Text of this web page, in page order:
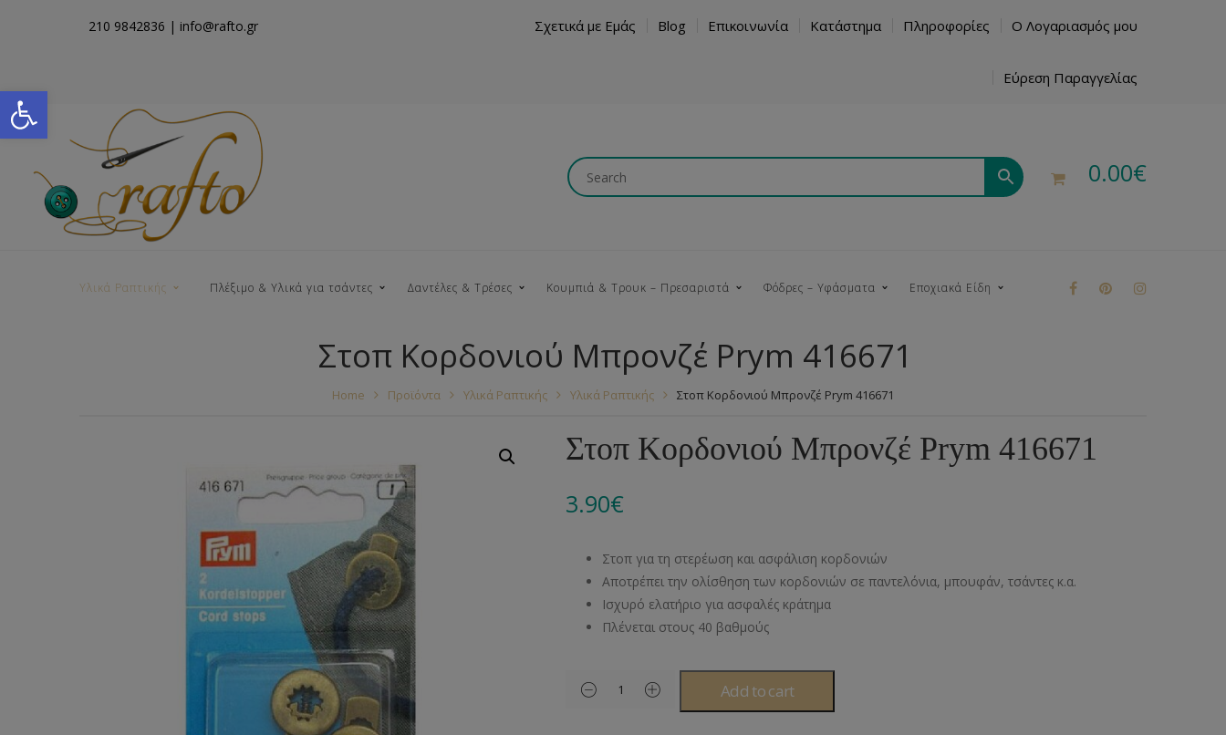
Open toolbar
210 9842836 | info@rafto.gr Σχετικά με Εμάς Blog Επικοινωνία Κατάστημα Πληροφορίες Ο Λογαριασμός μου
Εύρεση Παραγγελίας
0.00€
Υλικά Ραπτικής Πλέξιμο & Υλικά για τσάντες
Νήματα για Τσάντες Κουμπώματα
Μεταλλικά Εξαρτήματα
Πλέγματα
Νήματα
Αξεσουάρ Πλεξίματος
Δαντέλες & Τρέσες
Βαμβακερές Κρόσια
Φυτίλια- Κορδόνια
Διάφορες Τρέσες
Κουμπιά & Τρουκ – Πρεσαριστά
Ξύλινα
Πουκαμίσου
Στρας
Μοντγκόμερι
Άλλα Υλικά
Τρούκ
Μπουντούζια
Αγκράφες
Ντυτές Ζώνες
Φόδρες – Υφάσματα Εποχιακά Είδη
Στοπ Κορδονιού Μπρονζέ Prym 416671
Home Προϊόντα Υλικά Ραπτικής Υλικά Ραπτικής Στοπ Κορδονιού Μπρονζέ Prym 416671
Στοπ Κορδονιού Μπρονζέ Prym 416671
3.90€
Στοπ για τη στερέωση και ασφάλιση κορδονιών
Αποτρέπει την ολίσθηση των κορδονιών σε παντελόνια, μπουφάν, τσάντες κ.α.
Ισχυρό ελατήριο για ασφαλές κράτημα
Πλένεται στους 40 βαθμούς
Add to cart